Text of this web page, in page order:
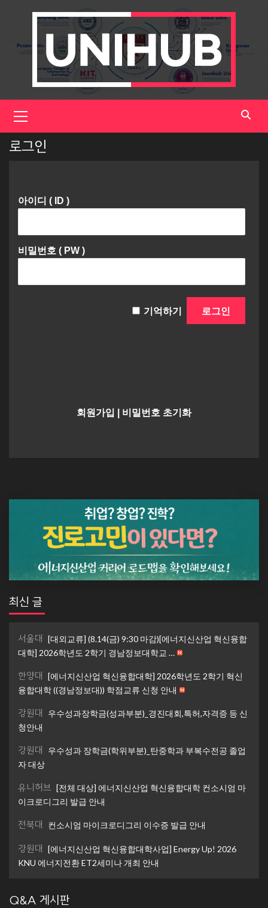
Menu
로그인
아이디 ( ID )
비밀번호 ( PW )
기억하기
회원가입 비밀번호 초기화
최신 글
서울대 [대외교류] (8.14(금) 9:30 마감)[에너지신산업 혁신융합
대학] 2026학년도 2학기 경남정보대학교 …
한양대 [에너지신산업 혁신융합대학] 2026학년도 2학기 혁신
융합대학 ((경남정보대)) 학점교류 신청 안내
강원대
우수성과장학금(성과부분)_경진대회,특허,자격증 등 신
청안내
강원대
우수성과 장학금(학위부분)_탄중학과 부복수전공 졸업
자 대상
유니허브 [전체 대상] 에너지신산업 혁신융합대학 컨소시엄 마
이크로디그리 발급 안내
전북대 컨소시엄 마이크로디그리 이수증 발급 안내
강원대 [에너지신산업 혁신융합대학사업] Energy Up! 2026
KNU 에너지전환 ET2세미나 개최 안내
Q&A 게시판